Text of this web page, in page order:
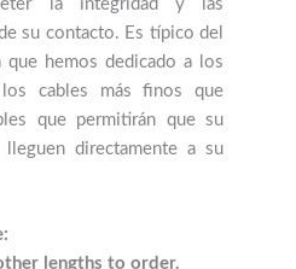
la integridad y las
su contacto. Es típico del
hemos dedicado a los
cables más finos que
que permitirán que su
directamente a su
lengths to order.